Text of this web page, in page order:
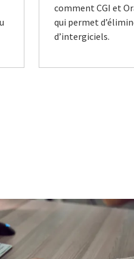
comment CGI et
qui permet
d’intergiciels.